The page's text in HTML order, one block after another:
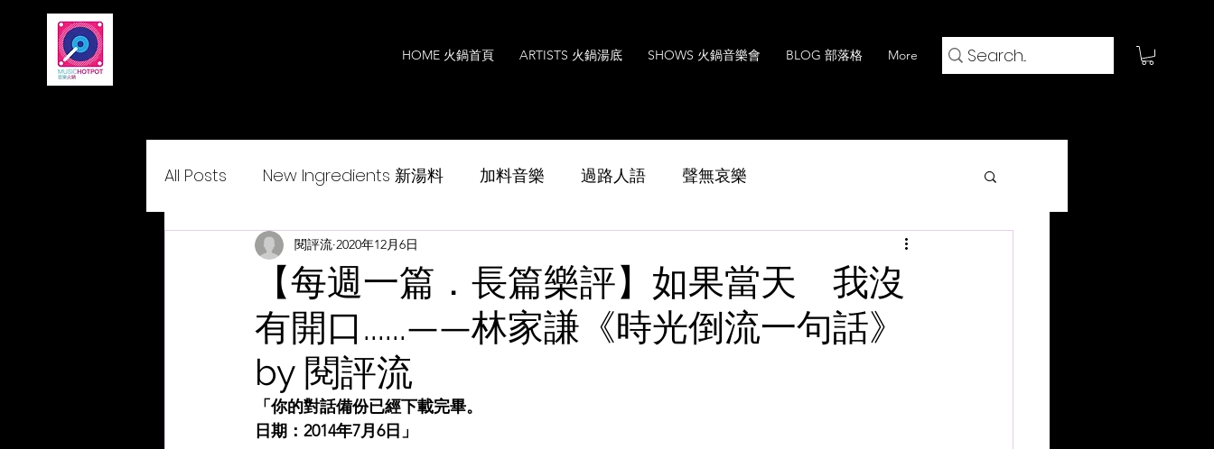
HOME 火鍋首頁 ARTISTS 火鍋湯底 SHOWS 火鍋音樂會 BLOG 部落格 More
All Posts New Ingredients 新湯料 加料音樂 過路人語 聲無哀樂
Delightcantopop 悅•與•歌
【每週一篇．長篇樂評】如果當天 我沒
有開口......——林家謙《時光倒流一句話》
by 閱評流
閱評流 2020年12月6日
「你的對話備份已經下載完畢。
日期：2014年7月6日」